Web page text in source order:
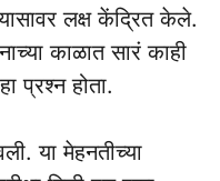
लक्ष केंद्रित केले.
काळात सारं काही
प्रश्न होता.
या मेहनतीच्या